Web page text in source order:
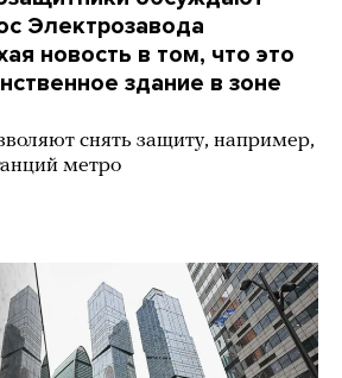
Электрозавода
новость в том, что это
здание в зоне
снять защиту, например,
метро